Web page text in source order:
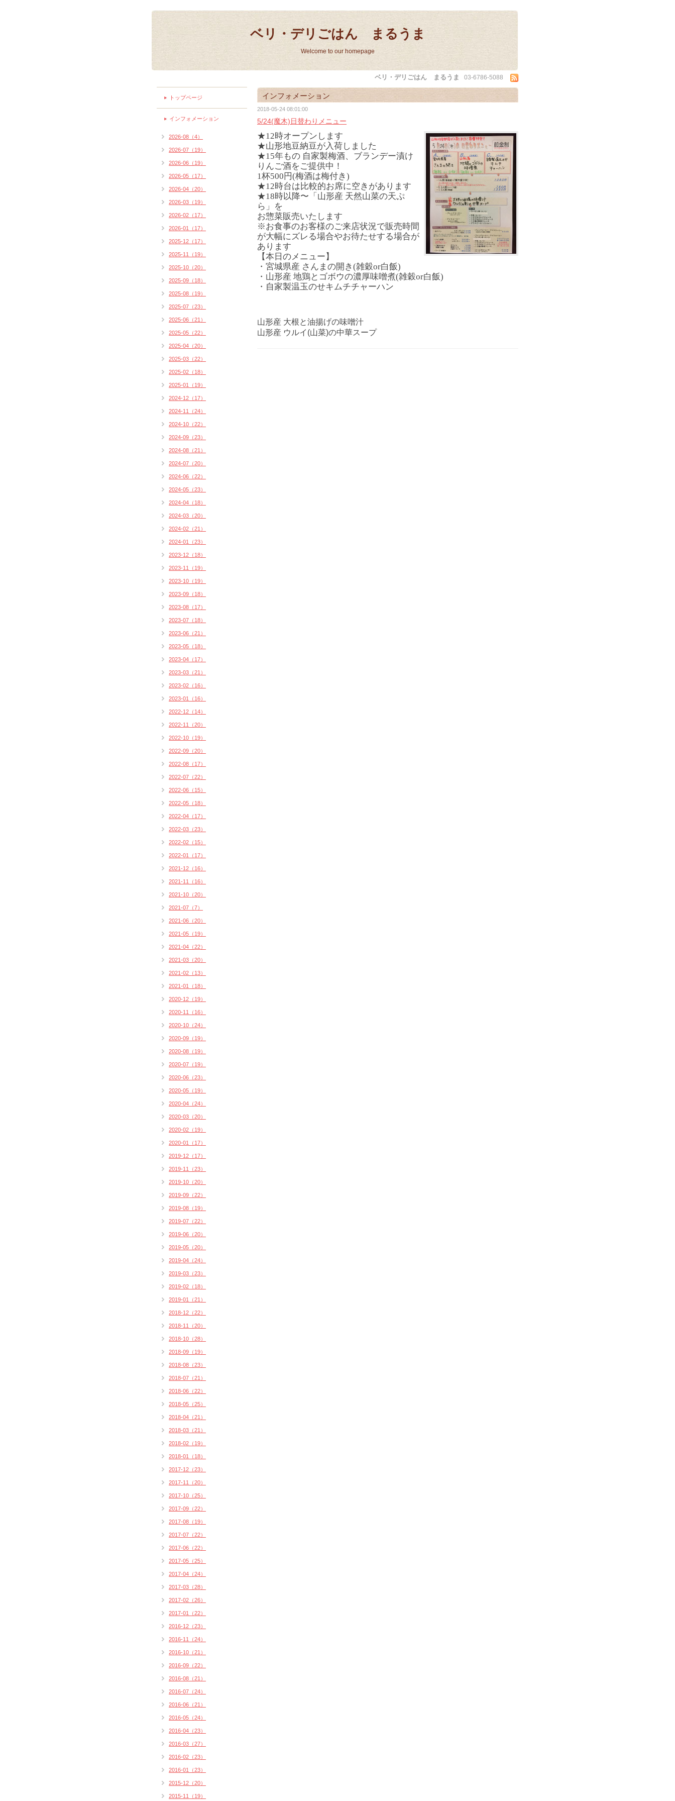
ベリ・デリごはん まるうま
Welcome to our homepage
ベリ・デリごはん まるうま 03-6786-5088
インフォメーション
2018-05-24 08:01:00
5/24(魔木)日替わりメニュー
★12時オープンします
★山形地豆納豆が入荷しました
★15年もの 自家製梅酒、ブランデー漬け
りんご酒をご提供中！
1杯500円(梅酒は梅付き)
★12時台は比較的お席に空きがあります
★18時以降〜「山形産 天然山菜の天ぷ
ら」を
お惣菜販売いたします
※お食事のお客様のご来店状況で販売時間
が大幅にズレる場合やお待たせする場合が
あります
【本日のメニュー】
・宮城県産 さんまの開き(雑穀or白飯)
・山形産 地鶏とゴボウの濃厚味噌煮(雑穀or白飯)
・自家製温玉のせキムチチャーハン
山形産 大根と油揚げの味噌汁
山形産 ウルイ(山菜)の中華スープ
トップページ
インフォメーション
2026-08（4）
2026-07（19）
2026-06（19）
2026-05（17）
2026-04（20）
2026-03（19）
2026-02（17）
2026-01（17）
2025-12（17）
2025-11（19）
2025-10（20）
2025-09（18）
2025-08（19）
2025-07（23）
2025-06（21）
2025-05（22）
2025-04（20）
2025-03（22）
2025-02（18）
2025-01（19）
2024-12（17）
2024-11（24）
2024-10（22）
2024-09（23）
2024-08（21）
2024-07（20）
2024-06（22）
2024-05（23）
2024-04（18）
2024-03（20）
2024-02（21）
2024-01（23）
2023-12（18）
2023-11（19）
2023-10（19）
2023-09（18）
2023-08（17）
2023-07（18）
2023-06（21）
2023-05（18）
2023-04（17）
2023-03（21）
2023-02（16）
2023-01（16）
2022-12（14）
2022-11（20）
2022-10（19）
2022-09（20）
2022-08（17）
2022-07（22）
2022-06（15）
2022-05（18）
2022-04（17）
2022-03（23）
2022-02（15）
2022-01（17）
2021-12（16）
2021-11（16）
2021-10（20）
2021-07（7）
2021-06（20）
2021-05（19）
2021-04（22）
2021-03（20）
2021-02（13）
2021-01（18）
2020-12（19）
2020-11（16）
2020-10（24）
2020-09（19）
2020-08（19）
2020-07（19）
2020-06（23）
2020-05（19）
2020-04（24）
2020-03（20）
2020-02（19）
2020-01（17）
2019-12（17）
2019-11（23）
2019-10（20）
2019-09（22）
2019-08（19）
2019-07（22）
2019-06（20）
2019-05（20）
2019-04（24）
2019-03（23）
2019-02（18）
2019-01（21）
2018-12（22）
2018-11（20）
2018-10（28）
2018-09（19）
2018-08（23）
2018-07（21）
2018-06（22）
2018-05（25）
2018-04（21）
2018-03（21）
2018-02（19）
2018-01（18）
2017-12（23）
2017-11（20）
2017-10（25）
2017-09（22）
2017-08（19）
2017-07（22）
2017-06（22）
2017-05（25）
2017-04（24）
2017-03（28）
2017-02（26）
2017-01（22）
2016-12（23）
2016-11（24）
2016-10（21）
2016-09（22）
2016-08（21）
2016-07（24）
2016-06（21）
2016-05（24）
2016-04（23）
2016-03（27）
2016-02（23）
2016-01（23）
2015-12（20）
2015-11（19）